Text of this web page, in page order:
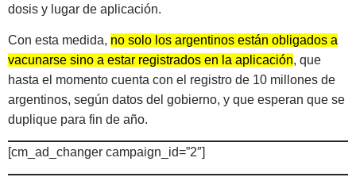
dosis y lugar de aplicación.
Con esta medida, no solo los argentinos están obligados a
vacunarse sino a estar registrados en la aplicación, que
hasta el momento cuenta con el registro de 10 millones de
argentinos, según datos del gobierno, y que esperan que se
duplique para fin de año.
[cm_ad_changer campaign_id=”2″]